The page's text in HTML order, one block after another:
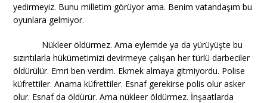
yedirmeyiz. Bunu milletim görüyor ama. Benim vatandaşım bu
oyunlara gelmiyor.
Nükleer öldürmez. Ama eylemde ya da yürüyüşte bu
sızıntılarla hükümetimizi devirmeye çalışan her türlü darbeciler
öldürülür. Emri ben verdim. Ekmek almaya gitmiyordu. Polise
küfrettiler. Anama küfrettiler. Esnaf gerekirse polis olur asker
olur. Esnaf da öldürür. Ama nükleer öldürmez. İnşaatlarda